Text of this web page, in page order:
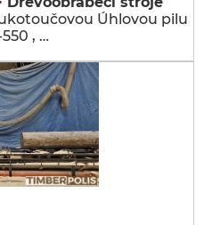
Úhlovou pilu
, …